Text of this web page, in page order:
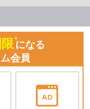
になる
会員